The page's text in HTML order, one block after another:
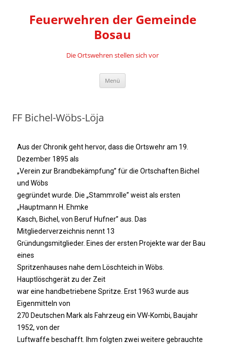
Feuerwehren der Gemeinde
Bosau
Die Ortswehren stellen sich vor
Menü
FF Bichel-Wöbs-Löja
Aus der Chronik geht hervor, dass die Ortswehr am 19.
Dezember 1895 als
„Verein zur Brandbekämpfung” für die Ortschaften Bichel
und Wöbs
gegründet wurde. Die „Stammrolle” weist als ersten
„Hauptmann H. Ehmke
Kasch, Bichel, von Beruf Hufner” aus. Das
Mitgliederverzeichnis nennt 13
Gründungsmitglieder. Eines der ersten Projekte war der Bau
eines
Spritzenhauses nahe dem Löschteich in Wöbs.
Hauptlöschgerät zu der Zeit
war eine handbetriebene Spritze. Erst 1963 wurde aus
Eigenmitteln von
270 Deutschen Mark als Fahrzeug ein VW-Kombi, Baujahr
1952, von der
Luftwaffe beschafft. Ihm folgten zwei weitere gebrauchte